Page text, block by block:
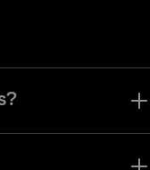
sehingga Anda bisa